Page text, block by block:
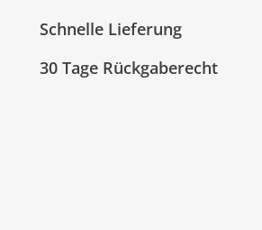
Schnelle Lieferung
30 Tage Rückgaberecht